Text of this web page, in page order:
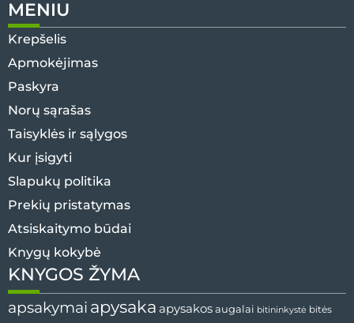
MENIU
Krepšelis
Apmokėjimas
Paskyra
Norų sąrašas
Taisyklės ir sąlygos
Kur įsigyti
Slapukų politika
Prekių pristatymas
Atsiskaitymo būdai
Knygų kokybė
KNYGOS ŽYMA
apsakymai apysaka apysakos augalai bitininkystė bitės